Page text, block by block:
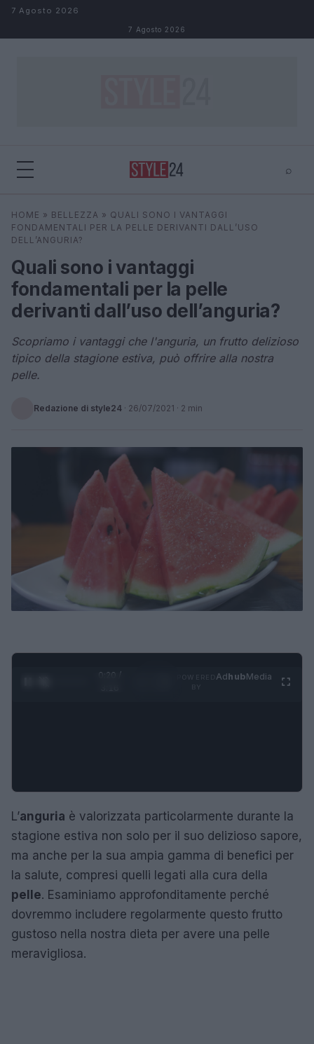
Salta al contenuto
7 Agosto 2026
7 Agosto 2026
⌕
Cerca
HOME » BELLEZZA » QUALI SONO I VANTAGGI
FONDAMENTALI PER LA PELLE DERIVANTI DALL’USO
DELL’ANGURIA?
Quali sono i vantaggi
fondamentali per la pelle
derivanti dall’uso dell’anguria?
Scopriamo i vantaggi che l'anguria, un frutto delizioso
tipico della stagione estiva, può offrire alla nostra
pelle.
Redazione di style24 · 26/07/2021 · 2 min
0:21 /
AdhubMedia
L’anguria è valorizzata particolarmente durante la
stagione estiva non solo per il suo delizioso sapore,
ma anche per la sua ampia gamma di benefici per
la salute, compresi quelli legati alla cura della
pelle. Esaminiamo approfonditamente perché
dovremmo includere regolarmente questo frutto
gustoso nella nostra dieta per avere una pelle
meravigliosa.